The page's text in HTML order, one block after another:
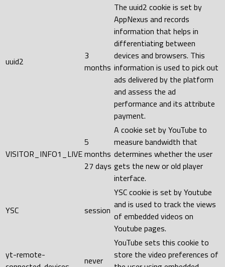
uuid2
3
months
The uuid2 cookie is set by
AppNexus and records
information that helps in
differentiating between
devices and browsers. This
information is used to pick out
ads delivered by the platform
and assess the ad
performance and its attribute
payment.
VISITOR_INFO1_LIVE
5
months
27 days
A cookie set by YouTube to
measure bandwidth that
determines whether the user
gets the new or old player
interface.
YSC session
YSC cookie is set by Youtube
and is used to track the views
of embedded videos on
Youtube pages.
yt-remote-
never
YouTube sets this cookie to
store the video preferences of